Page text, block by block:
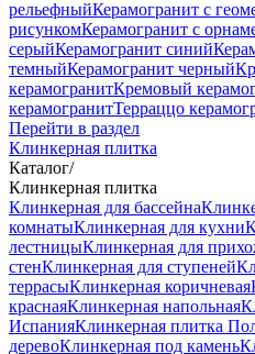
рельефныйКерамогранит с
рисункомКерамогранит с
серыйКерамогранит синий
темныйКерамогранит черный
керамогранитКремовый
керамогранитТерраццо
Перейти в раздел
Клинкерная плитка
Каталог/
Клинкерная плитка
Клинкерная для бассейна
комнатыКлинкерная для кухни
лестницыКлинкерная для
стенКлинкерная для ступеней
террасыКлинкерная коричневая
краснаяКлинкерная напольная
ИспанияКлинкерная плитка
деревоКлинкерная под камень